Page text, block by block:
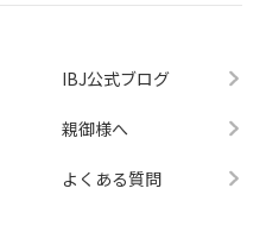
IBJ公式ブログ
親御様へ
よくある質問